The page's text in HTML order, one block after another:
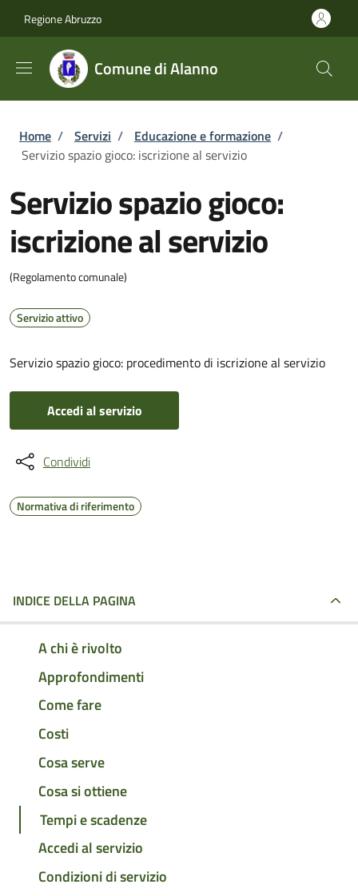
Regione Abruzzo
Comune di Alanno
Briciole di pane
Home / Servizi / Educazione e formazione /
Servizio spazio gioco: iscrizione al servizio
Servizio spazio gioco:
iscrizione al servizio
(Regolamento comunale)
Servizio attivo
Servizio spazio gioco: procedimento di iscrizione al servizio
Accedi al servizio
Condividi
Normativa di riferimento
INDICE DELLA PAGINA
A chi è rivolto
Approfondimenti
Come fare
Costi
Cosa serve
Cosa si ottiene
Tempi e scadenze
Accedi al servizio
Condizioni di servizio